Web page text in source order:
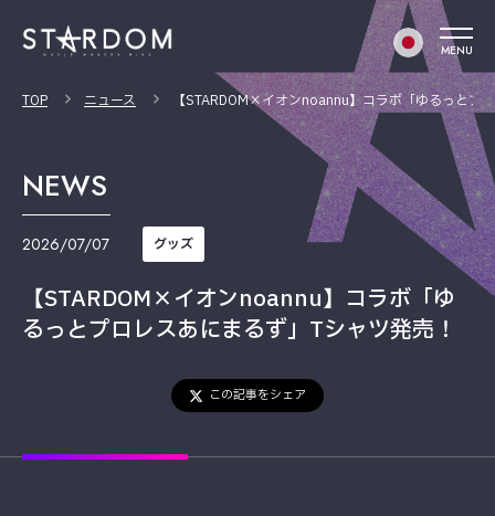
MENU
TOP ニュース 【STARDOM×イオンnoannu】コラボ「ゆるっとプ
NEWS
2026/07/07 グッズ
【STARDOM×イオンnoannu】コラボ「ゆ
るっとプロレスあにまるず」Tシャツ発売！
この記事をシェア